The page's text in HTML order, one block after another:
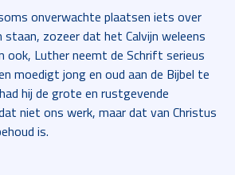
onverwachte plaatsen iets over
staan, zozeer dat het Calvijn weleens
ook, Luther neemt de Schrift serieus
moedigt jong en oud aan de Bijbel te
hij de grote en rustgevende
niet ons werk, maar dat van Christus
is.